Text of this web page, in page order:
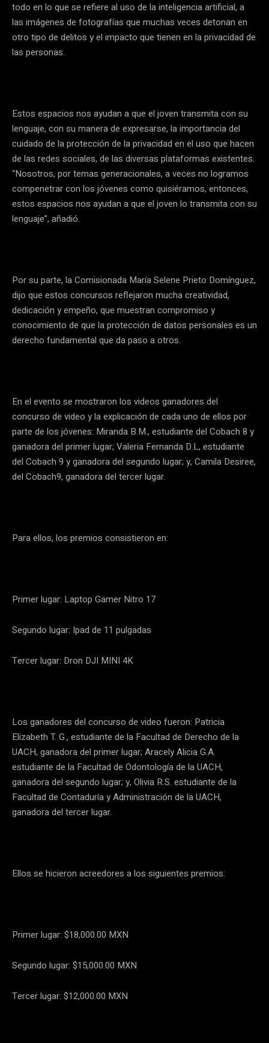
todo en lo que se refiere al uso de la inteligencia artificial, a
las imágenes de fotografías que muchas veces detonan en
otro tipo de delitos y el impacto que tienen en la privacidad de
las personas.
Estos espacios nos ayudan a que el joven transmita con su
lenguaje, con su manera de expresarse, la importancia del
cuidado de la protección de la privacidad en el uso que hacen
de las redes sociales, de las diversas plataformas existentes.
“Nosotros, por temas generacionales, a veces no logramos
compenetrar con los jóvenes como quisiéramos, entonces,
estos espacios nos ayudan a que el joven lo transmita con su
lenguaje”, añadió.
Por su parte, la Comisionada María Selene Prieto Domínguez,
dijo que estos concursos reflejaron mucha creatividad,
dedicación y empeño, que muestran compromiso y
conocimiento de que la protección de datos personales es un
derecho fundamental que da paso a otros.
En el evento se mostraron los videos ganadores del
concurso de video y la explicación de cada uno de ellos por
parte de los jóvenes: Miranda B.M., estudiante del Cobach 8 y
ganadora del primer lugar; Valeria Fernanda D.L, estudiante
del Cobach 9 y ganadora del segundo lugar; y, Camila Desiree,
del Cobach9, ganadora del tercer lugar.
Para ellos, los premios consistieron en:
Primer lugar: Laptop Gamer Nitro 17
Segundo lugar: Ipad de 11 pulgadas
Tercer lugar: Dron DJI MINI 4K
Los ganadores del concurso de video fueron: Patricia
Elizabeth T. G., estudiante de la Facultad de Derecho de la
UACH, ganadora del primer lugar; Aracely Alicia G.A.
estudiante de la Facultad de Odontología de la UACH,
ganadora del segundo lugar; y, Olivia R.S. estudiante de la
Facultad de Contaduría y Administración de la UACH,
ganadora del tercer lugar.
Ellos se hicieron acreedores a los siguientes premios:
Primer lugar: $18,000.00 MXN
Segundo lugar: $15,000.00 MXN
Tercer lugar: $12,000.00 MXN